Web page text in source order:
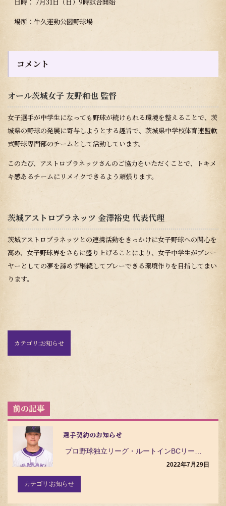
場所：牛久運動公園野球場
コメント
オール茨城女子 友野和也 監督
女子選手が中学生になっても野球が続けられる環境を整えることで、茨
城県の野球の発展に寄与しようとする趣旨で、茨城県中学校体育連盟軟
式野球専門部のチームとして活動しています。
このたび、アストロプラネッツさんのご協力をいただくことで、トキメ
キ感あるチームにリメイクできるよう頑張ります。
茨城アストロプラネッツ 金澤裕史 代表代理
茨城アストロプラネッツとの連携活動をきっかけに女子野球への関心を
高め、女子野球界をさらに盛り上げることにより、女子中学生がプレー
ヤーとしての夢を諦めず継続してプレーできる環境作りを目指してまい
ります。
カテゴリ:お知らせ
投
稿
ー
シ
選手契約のお知らせ
2022年7月29日
カテゴリ:お知らせ